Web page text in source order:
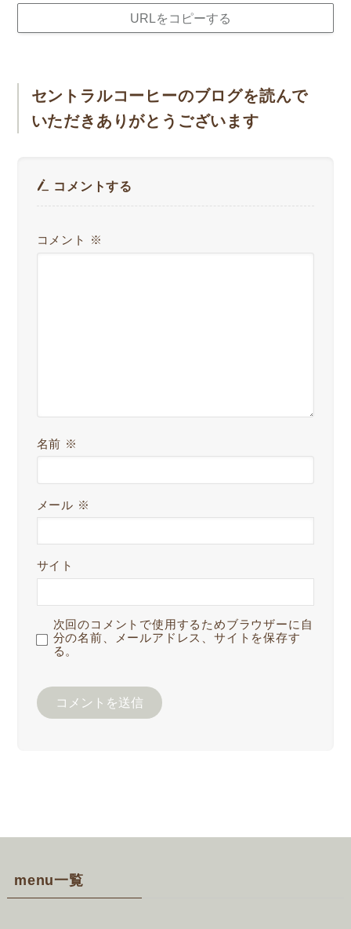
URLをコピーする
セントラルコーヒーのブログを読んで
いただきありがとうございます
コメントする
コメント ※
名前 ※
メール ※
サイト
次回のコメントで使用するためブラウザーに自
分の名前、メールアドレス、サイトを保存す
る。
menu一覧